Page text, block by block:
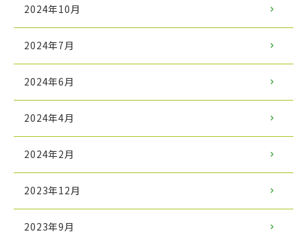
2024年10月
2024年7月
2024年6月
2024年4月
2024年2月
2023年12月
2023年9月